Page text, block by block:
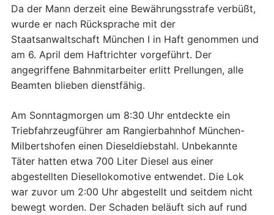
Da der Mann derzeit eine Bewährungsstrafe verbüßt,
wurde er nach Rücksprache mit der
Staatsanwaltschaft München I in Haft genommen und
am 6. April dem Haftrichter vorgeführt. Der
angegriffene Bahnmitarbeiter erlitt Prellungen, alle
Beamten blieben dienstfähig.
Am Sonntagmorgen um 8:30 Uhr entdeckte ein
Triebfahrzeugführer am Rangierbahnhof München-
Milbertshofen einen Dieseldiebstahl. Unbekannte
Täter hatten etwa 700 Liter Diesel aus einer
abgestellten Diesellokomotive entwendet. Die Lok
war zuvor um 2:00 Uhr abgestellt und seitdem nicht
bewegt worden. Der Schaden beläuft sich auf rund